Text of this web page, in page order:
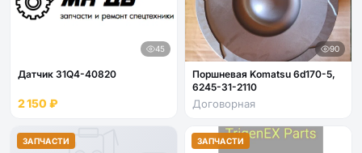
45
Датчик 31Q4-40820
2 150 ₽
90
Поршневая Komatsu 6d170-5,
6245-31-2110
Договорная
ЗАПЧАСТИ
ЗАПЧАСТИ